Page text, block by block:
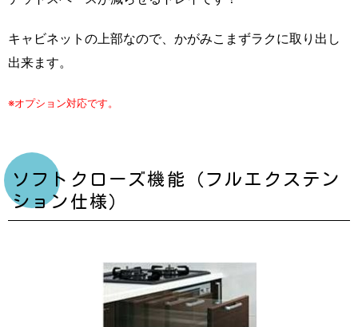
キャビネットの上部なので、かがみこまずラクに取り出し
出来ます。
※オプション対応です。
ソフトクローズ機能（フルエクステン
ション仕様）